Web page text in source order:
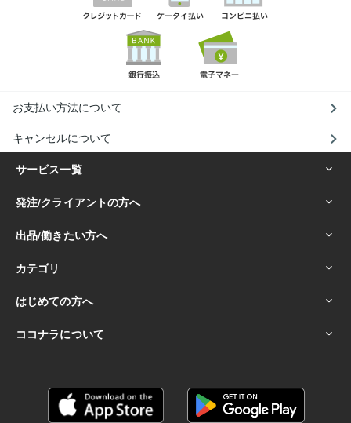
お支払い方法について
キャンセルについて